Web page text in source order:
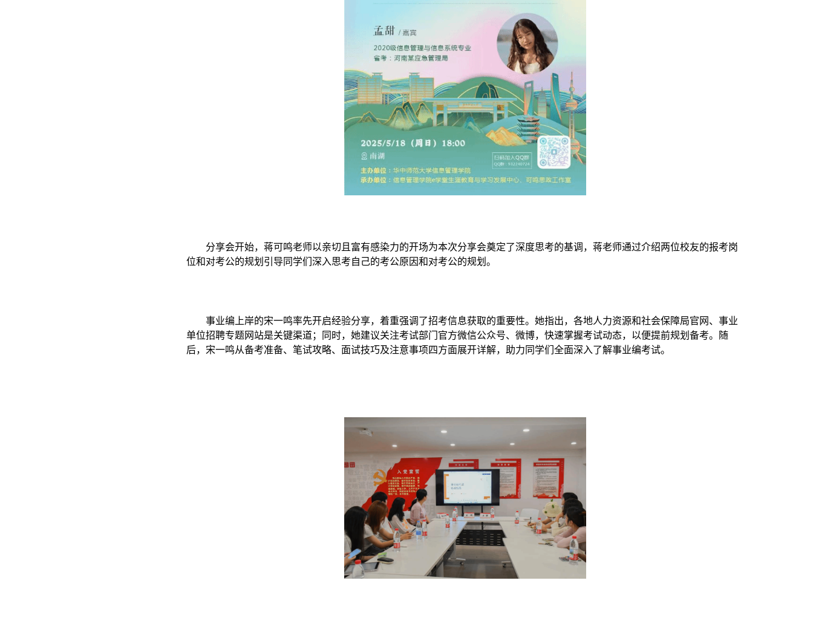
分享会开始，蒋可鸣老师以亲切且富有感染力的开场为本次分享会奠定了深度思考的基调，蒋老师通过介绍两位校友的报考岗
位和对考公的规划引导同学们深入思考自己的考公原因和对考公的规划。
事业编上岸的宋一鸣率先开启经验分享，着重强调了招考信息获取的重要性。她指出，各地人力资源和社会保障局官网、事业
单位招聘专题网站是关键渠道；同时，她建议关注考试部门官方微信公众号、微博，快速掌握考试动态，以便提前规划备考。随
后，宋一鸣从备考准备、笔试攻略、面试技巧及注意事项四方面展开详解，助力同学们全面深入了解事业编考试。